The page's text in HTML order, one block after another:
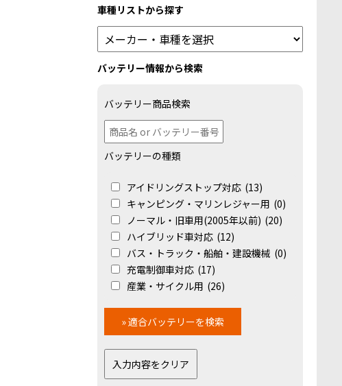
車種リストから探す
バッテリー情報から検索
バッテリー商品検索
バッテリーの種類
アイドリングストップ対応 (13)
キャンピング・マリンレジャー用 (0)
ノーマル・旧車用(2005年以前) (20)
ハイブリッド車対応 (12)
バス・トラック・船舶・建設機械 (0)
充電制御車対応 (17)
産業・サイクル用 (26)